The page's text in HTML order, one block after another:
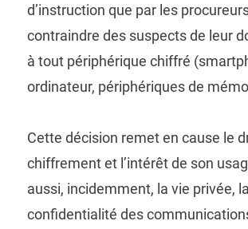
d’instruction que par les
contraindre des suspects de leur
à tout périphérique chiffré
ordinateur, périphériques de
Cette décision remet en cause le
chiffrement et l’intérêt de son
aussi, incidemment, la vie privée, la
confidentialité des